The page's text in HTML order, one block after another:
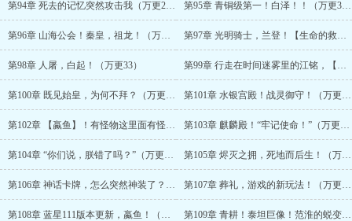
第94章 死去的记忆突然攻击我（万更23） 第95章 青铜级第一！白泽！！（万更33）
第96章 山海公会！秦皇，祖龙！（万更13） 第97章 光明骑士，兰登！【生命的救赎】！（万更23）
第98章 人屠，白起！（万更33） 第99章 行走在时间迷雾里的江铭，【死地而后生】（万更13）
第100章 既见始皇，为何不拜？（万更23） 第101章 水银宫殿！战灵御守！（万更33）
第102章 【蠃鱼】！有怪物这里面有怪物！（万更13） 第103章 麒麟殿！“牢记使命！”（万更23）
第104章 “你们说，朕错了吗？”（万更33） 第105章 烬灭之拥，死地而后生！（万更13）
第106章 神话卡牌，怎么突然神装了？（万更23） 第107章 葬礼，游戏的新玩法！（万更33）
第108章 蓝星111版本更新，蠃鱼！（万更13） 第109章 青耕！泰坦巨像！范淮的蜕变！（万更23）